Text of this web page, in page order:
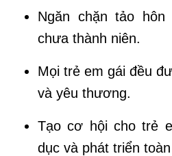
Ngăn chặn tảo
chưa thành niên.
Mọi trẻ em gái đều
và yêu thương.
Tạo cơ hội cho trẻ
dục và phát triển